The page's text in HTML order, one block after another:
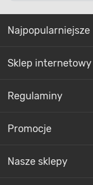
Najpopularniejsze
Sklep internetowy
Regulaminy
Promocje
Nasze sklepy